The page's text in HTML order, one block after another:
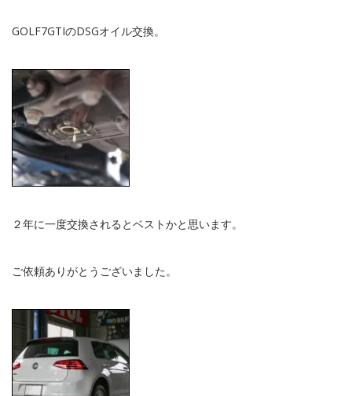
GOLF7GTIのDSGオイル交換。
２年に一度交換されるとベストかと思います。
ご依頼ありがとうございました。